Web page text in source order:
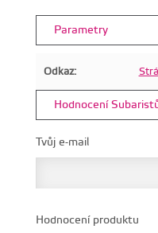
Parametry
Odkaz:
Hodnocení
Tvůj e-mail
Hodnocení produktu